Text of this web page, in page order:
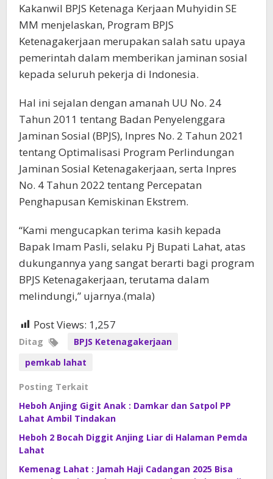
Kakanwil BPJS Ketenaga Kerjaan Muhyidin SE
MM menjelaskan, Program BPJS
Ketenagakerjaan merupakan salah satu upaya
pemerintah dalam memberikan jaminan sosial
kepada seluruh pekerja di Indonesia.
Hal ini sejalan dengan amanah UU No. 24
Tahun 2011 tentang Badan Penyelenggara
Jaminan Sosial (BPJS), Inpres No. 2 Tahun 2021
tentang Optimalisasi Program Perlindungan
Jaminan Sosial Ketenagakerjaan, serta Inpres
No. 4 Tahun 2022 tentang Percepatan
Penghapusan Kemiskinan Ekstrem.
“Kami mengucapkan terima kasih kepada
Bapak Imam Pasli, selaku Pj Bupati Lahat, atas
dukungannya yang sangat berarti bagi program
BPJS Ketenagakerjaan, terutama dalam
melindungi,” ujarnya.(mala)
Post Views: 1,257
Ditag
BPJS Ketenagakerjaan
pemkab lahat
Posting Terkait
Heboh Anjing Gigit Anak : Damkar dan Satpol PP
Lahat Ambil Tindakan
Heboh 2 Bocah Diggit Anjing Liar di Halaman Pemda
Lahat
Kemenag Lahat : Jamah Haji Cadangan 2025 Bisa